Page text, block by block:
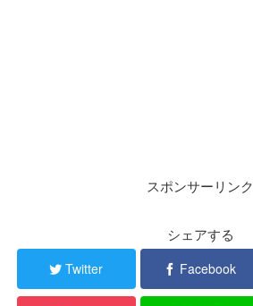
スポンサーリンク
シェアする
Twitter Facebook